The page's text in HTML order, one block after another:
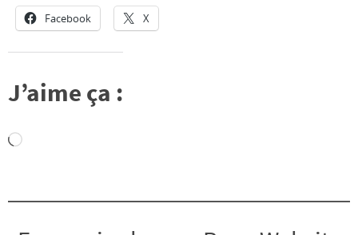
Facebook X
J’aime ça :
Chargement…